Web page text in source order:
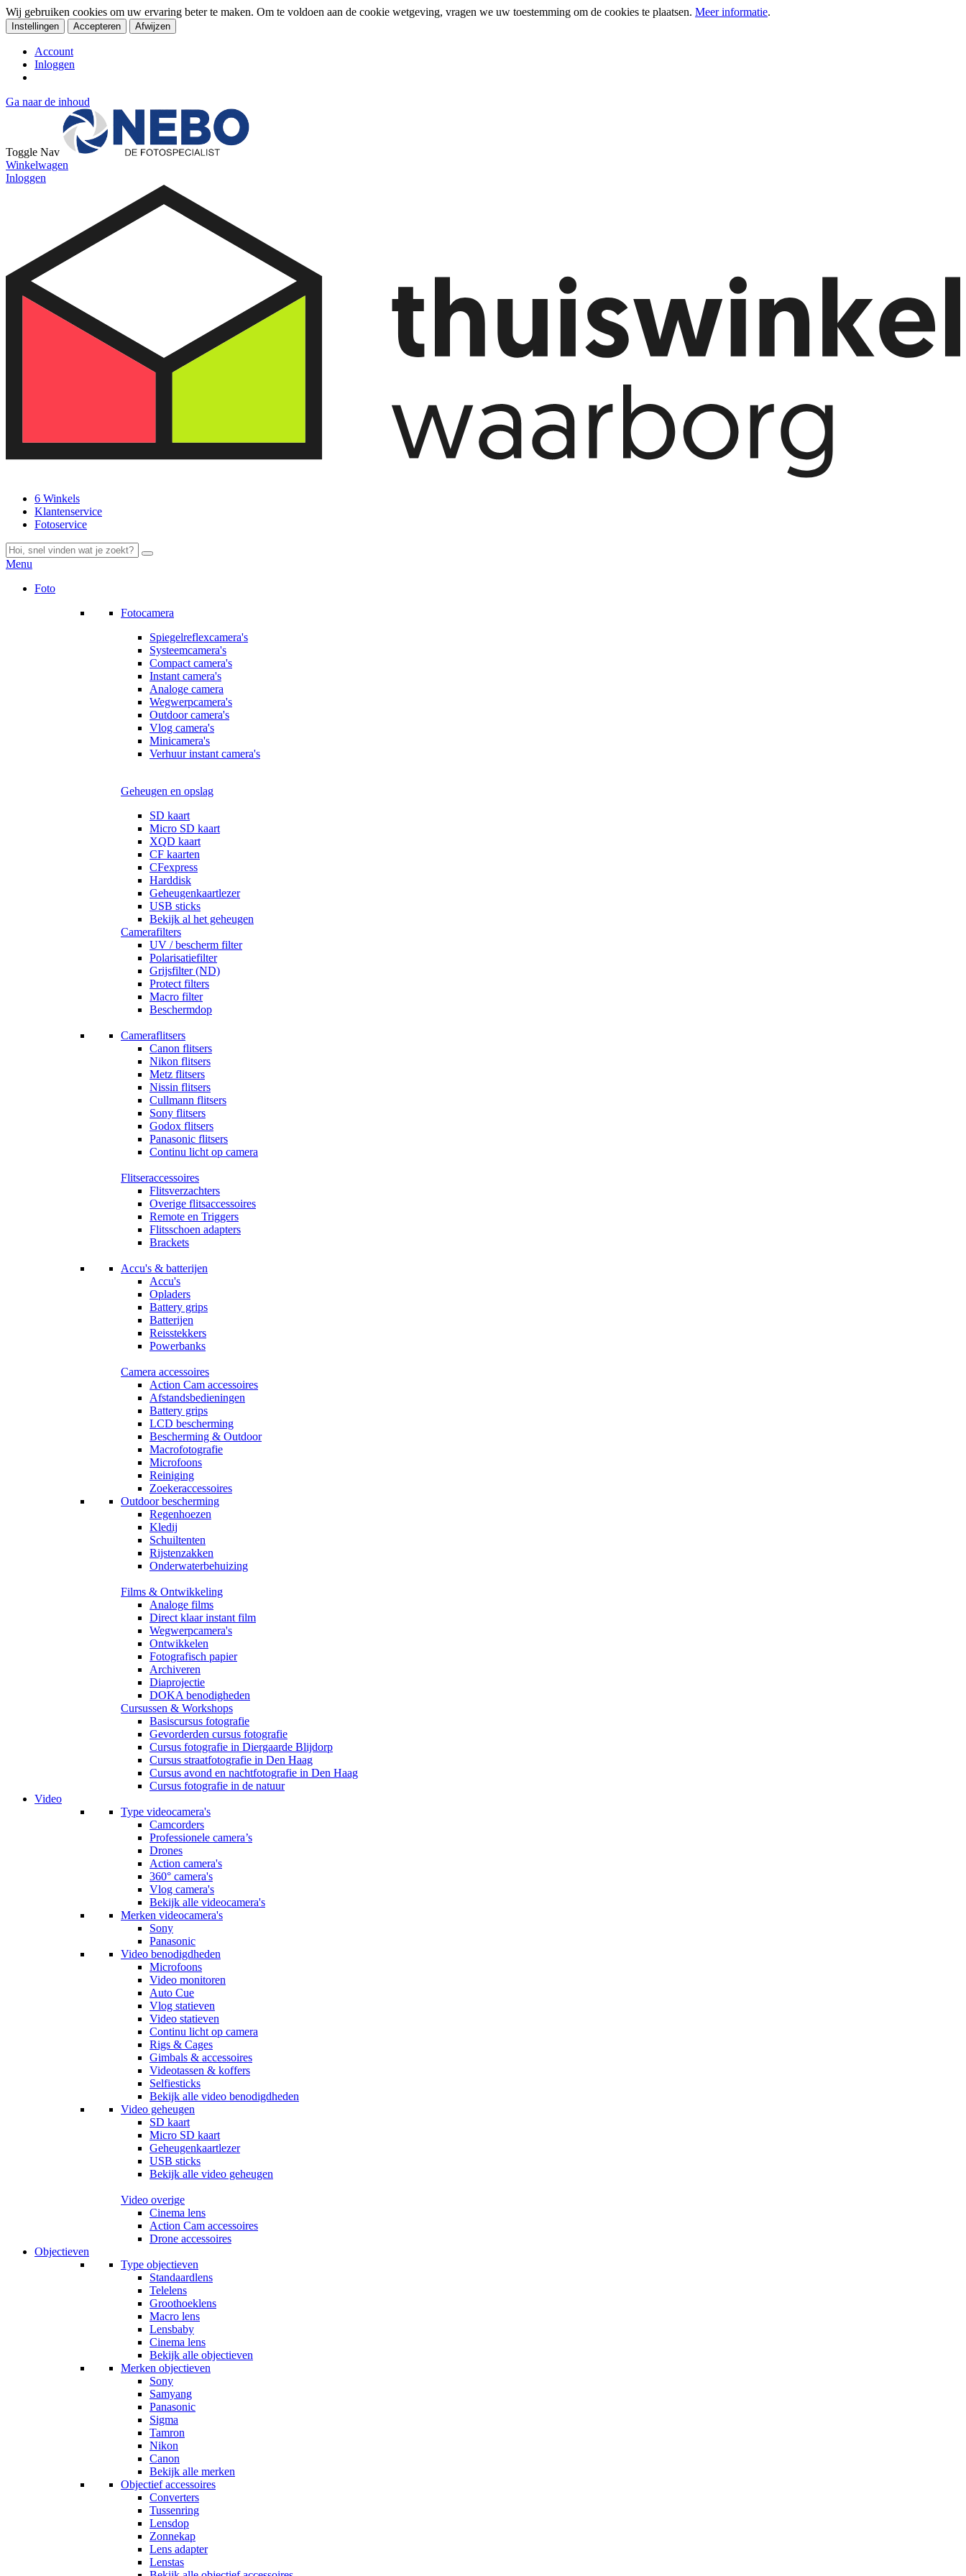
Wij gebruiken cookies om uw ervaring beter te maken. Om te voldoen aan de cookie wetgeving, vragen we uw toestemming om de cookies te plaatsen. Meer informatie.
Instellingen Accepteren Afwijzen
Account
Inloggen
Ga naar de inhoud
Toggle Nav
Winkelwagen
Inloggen
6 Winkels
Klantenservice
Fotoservice
Menu
Foto
Fotocamera
Spiegelreflexcamera's
Systeemcamera's
Compact camera's
Instant camera's
Analoge camera
Wegwerpcamera's
Outdoor camera's
Vlog camera's
Minicamera's
Verhuur instant camera's
Geheugen en opslag
SD kaart
Micro SD kaart
XQD kaart
CF kaarten
CFexpress
Harddisk
Geheugenkaartlezer
USB sticks
Bekijk al het geheugen
Camerafilters
UV / bescherm filter
Polarisatiefilter
Grijsfilter (ND)
Protect filters
Macro filter
Beschermdop
Cameraflitsers
Canon flitsers
Nikon flitsers
Metz flitsers
Nissin flitsers
Cullmann flitsers
Sony flitsers
Godox flitsers
Panasonic flitsers
Continu licht op camera
Flitseraccessoires
Flitsverzachters
Overige flitsaccessoires
Remote en Triggers
Flitsschoen adapters
Brackets
Accu's & batterijen
Accu's
Opladers
Battery grips
Batterijen
Reisstekkers
Powerbanks
Camera accessoires
Action Cam accessoires
Afstandsbedieningen
Battery grips
LCD bescherming
Bescherming & Outdoor
Macrofotografie
Microfoons
Reiniging
Zoekeraccessoires
Outdoor bescherming
Regenhoezen
Kledij
Schuiltenten
Rijstenzakken
Onderwaterbehuizing
Films & Ontwikkeling
Analoge films
Direct klaar instant film
Wegwerpcamera's
Ontwikkelen
Fotografisch papier
Archiveren
Diaprojectie
DOKA benodigheden
Cursussen & Workshops
Basiscursus fotografie
Gevorderden cursus fotografie
Cursus fotografie in Diergaarde Blijdorp
Cursus straatfotografie in Den Haag
Cursus avond en nachtfotografie in Den Haag
Cursus fotografie in de natuur
Video
Type videocamera's
Camcorders
Professionele camera’s
Drones
Action camera's
360° camera's
Vlog camera's
Bekijk alle videocamera's
Merken videocamera's
Sony
Panasonic
Video benodigdheden
Microfoons
Video monitoren
Auto Cue
Vlog statieven
Video statieven
Continu licht op camera
Rigs & Cages
Gimbals & accessoires
Videotassen & koffers
Selfiesticks
Bekijk alle video benodigdheden
Video geheugen
SD kaart
Micro SD kaart
Geheugenkaartlezer
USB sticks
Bekijk alle video geheugen
Video overige
Cinema lens
Action Cam accessoires
Drone accessoires
Objectieven
Type objectieven
Standaardlens
Telelens
Groothoeklens
Macro lens
Lensbaby
Cinema lens
Bekijk alle objectieven
Merken objectieven
Sony
Samyang
Panasonic
Sigma
Tamron
Nikon
Canon
Bekijk alle merken
Objectief accessoires
Converters
Tussenring
Lensdop
Zonnekap
Lens adapter
Lenstas